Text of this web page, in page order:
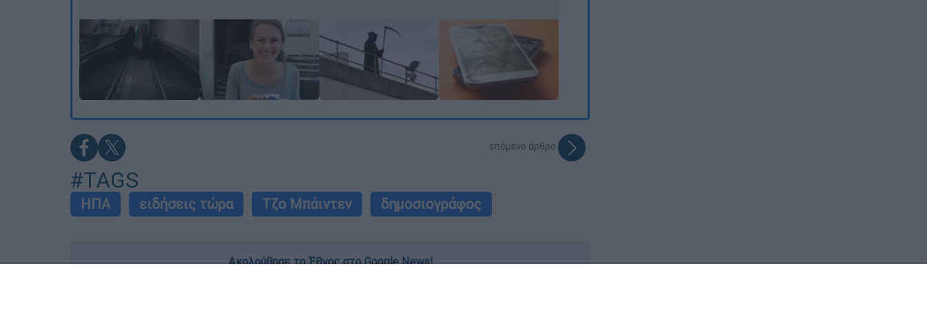
επόμενο άρθρο
#TAGS
ΗΠΑ ειδήσεις τώρα Τζο Μπάιντεν δημοσιογράφος
Ακολούθησε το Έθνος στο Google News!